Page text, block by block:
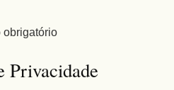
obrigatório
Privacidade